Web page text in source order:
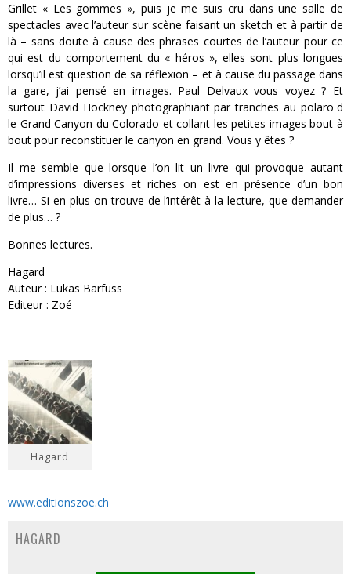
Grillet « Les gommes », puis je me suis cru dans une salle de
spectacles avec l’auteur sur scène faisant un sketch et à partir de
là – sans doute à cause des phrases courtes de l’auteur pour ce
qui est du comportement du « héros », elles sont plus longues
lorsqu’il est question de sa réflexion – et à cause du passage dans
la gare, j’ai pensé en images. Paul Delvaux vous voyez ? Et
surtout David Hockney photographiant par tranches au polaroïd
le Grand Canyon du Colorado et collant les petites images bout à
bout pour reconstituer le canyon en grand. Vous y êtes ?
Il me semble que lorsque l’on lit un livre qui provoque autant
d’impressions diverses et riches on est en présence d’un bon
livre… Si en plus on trouve de l’intérêt à la lecture, que demander
de plus… ?
Bonnes lectures.
Hagard
Auteur : Lukas Bärfuss
Editeur : Zoé
Hagard
www.editionszoe.ch
HAGARD